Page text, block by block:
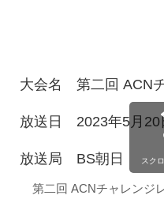
大会名 第二回 ACN
放送日 2023年5月
放送局 BS朝日 スク
第二回 ACNチャレンジ